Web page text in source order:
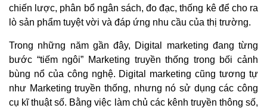
chiến lược, phân bổ ngân sách, đo đạc, thống kê để cho ra
lò sản phẩm tuyệt vời và đáp ứng nhu cầu của thị trường.
Trong những năm gần đây, Digital marketing đang từng
bước “tiếm ngôi” Marketing truyền thống trong bối cảnh
bùng nổ của công nghệ. Digital marketing cũng tương tự
như Marketing truyền thống, nhưng nó sử dụng các công
cụ kĩ thuật số. Bằng việc làm chủ các kênh truyền thông số,